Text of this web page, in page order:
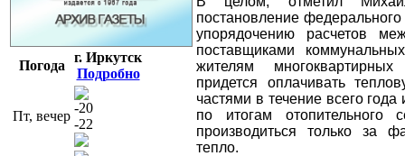
Погода
г. Иркутск
Подробно
Пт, вечер
-20
-22
постановление федерального
упорядочению расчетов
поставщиками
жителям
придется оплачивать
частями в течение всего года
по итогам отопительного
производиться только за
тепло.